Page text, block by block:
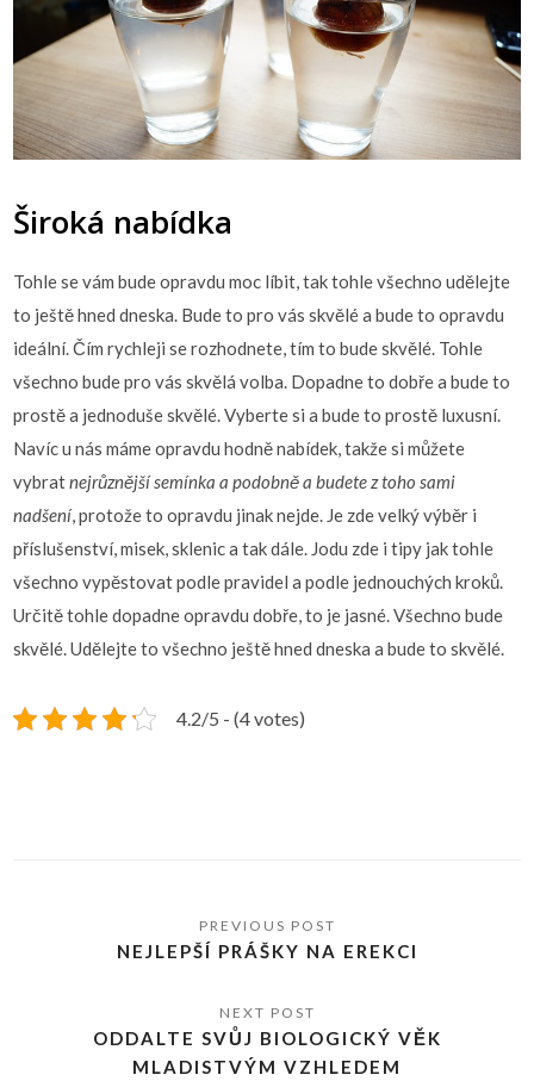
Široká nabídka
Tohle se vám bude opravdu moc líbit, tak tohle všechno udělejte
to ještě hned dneska. Bude to pro vás skvělé a bude to opravdu
ideální. Čím rychleji se rozhodnete, tím to bude skvělé. Tohle
všechno bude pro vás skvělá volba. Dopadne to dobře a bude to
prostě a jednoduše skvělé. Vyberte si a bude to prostě luxusní.
Navíc u nás máme opravdu hodně nabídek, takže si můžete
vybratnejrůznější semínka a podobně a budete z toho sami
nadšení, protože to opravdu jinak nejde. Je zde velký výběr i
příslušenství, misek, sklenic a tak dále. Jodu zde i tipy jak tohle
všechno vypěstovat podle pravidel a podle jednouchých kroků.
Určitě tohle dopadne opravdu dobře, to je jasné. Všechno bude
skvělé. Udělejte to všechno ještě hned dneska a bude to skvělé.
4.2/5 - (4 votes)
NEJLEPŠÍ PRÁŠKY NA EREKCI
ODDALTE SVŮJ BIOLOGICKÝ VĚK
MLADISTVÝM VZHLEDEM